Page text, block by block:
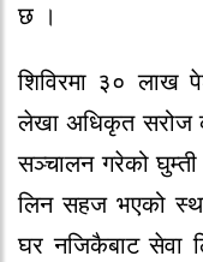
छ ।
शिविरमा ३० लाख
लेखा अधिकृत सरोज
सञ्चालन गरेको
लिन सहज भएको
घर नजिकैबाट सेवा